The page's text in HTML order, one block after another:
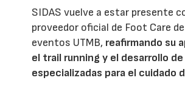
SIDAS vuelve a estar presente
proveedor oficial de Foot Care
eventos UTMB, reafirmando su
el trail running y el desarrollo
especializadas para el cuidado